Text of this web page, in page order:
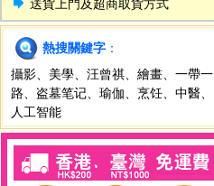
送貨上門及超商取貨方式
熱搜關鍵字 ：
攝影
美學 汪曾祺 繪畫
一帶一
路
盗墓笔记 瑜伽 烹饪 中醫
人工智能